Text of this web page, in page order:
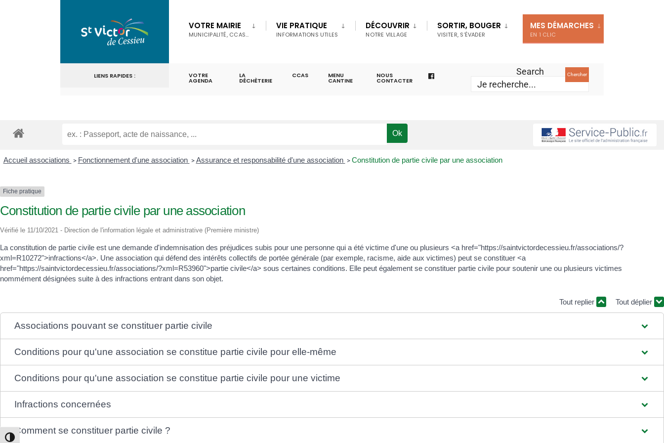
VOTRE MAIRIE
MUNICIPALITÉ, CCAS…
VIE PRATIQUE
INFORMATIONS UTILES
DÉCOUVRIR
NOTRE VILLAGE
SORTIR, BOUGER
VISITER, S’ÉVADER
MES DÉMARCHES
EN 1 CLIC
LIENS RAPIDES : VOTRE
AGENDA
LA
DÉCHÈTERIE
CCAS MENU
CANTINE
NOUS
CONTACTER
Search Chercher
Accueil associations > Fonctionnement d'une association > Assurance et responsabilité d'une association > Constitution de partie civile par une association
Fiche pratique
Constitution de partie civile par une association
Vérifié le 11/10/2021 - Direction de l'information légale et administrative (Première ministre)
La constitution de partie civile est une demande d'indemnisation des préjudices subis pour une personne qui a été victime d'une ou plusieurs <a href="https://saintvictordecessieu.fr/associations/?
xml=R10272">infractions</a>. Une association qui défend des intérêts collectifs de portée générale (par exemple, racisme, aide aux victimes) peut se constituer <a
href="https://saintvictordecessieu.fr/associations/?xml=R53960">partie civile</a> sous certaines conditions. Elle peut également se constituer partie civile pour soutenir une ou plusieurs victimes
nommément désignées suite à des infractions entrant dans son objet.
Tout replier Tout déplier
Associations pouvant se constituer partie civile
Conditions pour qu'une association se constitue partie civile pour elle-même
Conditions pour qu'une association se constitue partie civile pour une victime
Infractions concernées
Comment se constituer partie civile ?